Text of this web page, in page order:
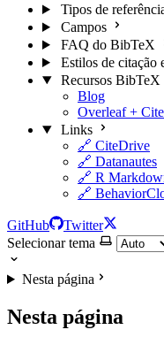
Tipos de
Campos
FAQ do BibTeX
Estilos de citação
Recursos BibTeX
Blog
Overleaf +
Links
🔗 CiteDrive
🔗 Datanautes
🔗 R
🔗
GitHub
Twitter
Selecionar tema
Nesta página
Nesta página